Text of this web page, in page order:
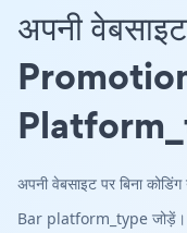
अपनी
अपनी वेबसाइट पर बिना
Bar platform_type जोड़ें।